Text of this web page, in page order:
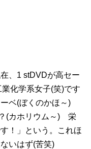
、1 stDVDが高セー
化学系女子(笑)です
ーベ(ぼくのかほ～)
(カホリウム～) 栄
！」という。これほ
いはず(苦笑)